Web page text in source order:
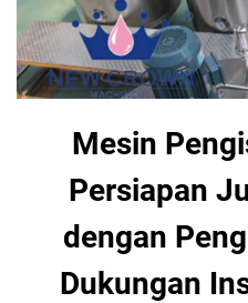
Mesin
Persiapan
dengan
Dukungan